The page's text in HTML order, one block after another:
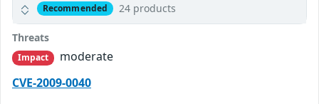
Recommended 24 products
Threats
Impact
moderate
CVE-2009-0040